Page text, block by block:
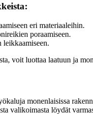
eri materiaaleihin.
poraamiseen.
leikkaamiseen.
voit luottaa laatuun ja
monenlaisissa
valikoimasta löydät